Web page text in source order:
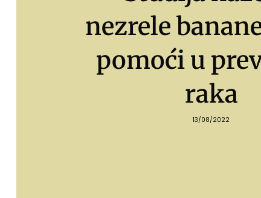
nezrele
pomoći u
raka
13/08/2022